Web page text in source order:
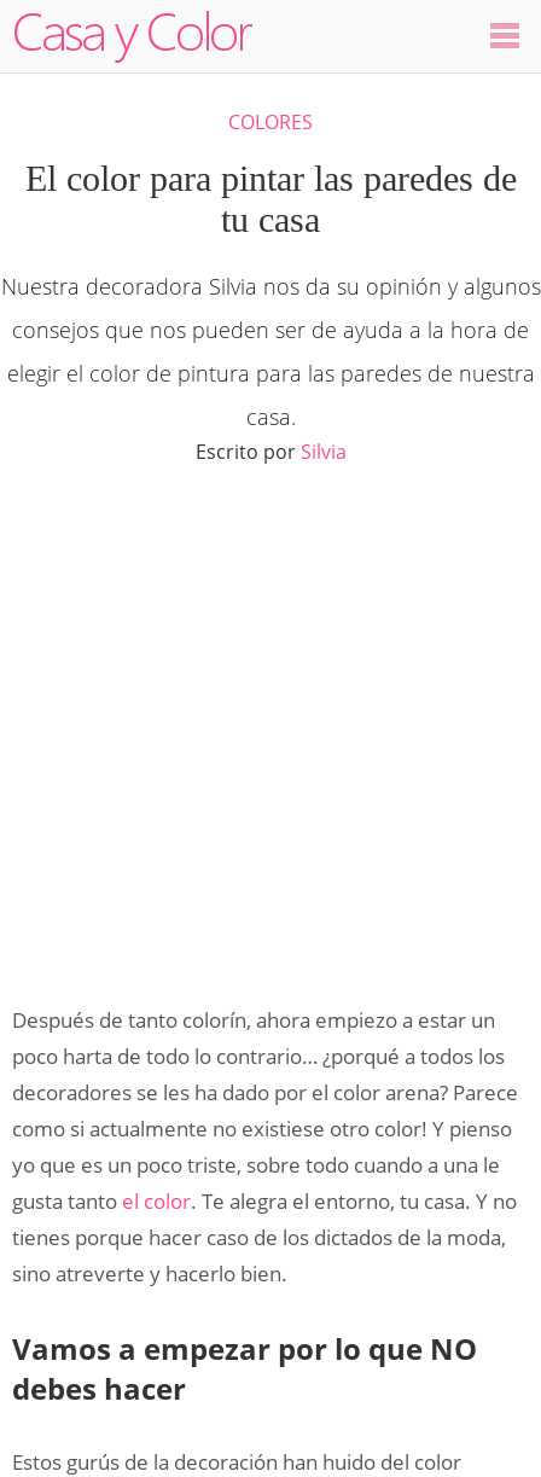
Decoración
Ambientes
Dormitorios
Cocinas
COLORES
El color para pintar las paredes de
tu casa
Nuestra decoradora Silvia nos da su opinión y algunos
consejos que nos pueden ser de ayuda a la hora de
elegir el color de pintura para las paredes de nuestra
casa.
Escrito porSilvia
Después de tanto colorín, ahora empiezo a estar un
poco harta de todo lo contrario… ¿porqué a todos los
decoradores se les ha dado por el color arena? Parece
como si actualmente no existiese otro color! Y pienso
yo que es un poco triste, sobre todo cuando a una le
gusta tanto el color. Te alegra el entorno, tu casa. Y no
tienes porque hacer caso de los dictados de la moda,
sino atreverte y hacerlo bien.
Vamos a empezar por lo que NO
debes hacer
Estos gurús de la decoración han huido del color